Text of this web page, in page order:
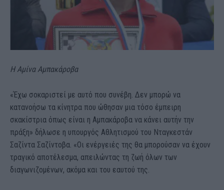
H Aμίνα Αμπακάροβα
«Έχω σοκαριστεί με αυτό που συνέβη. Δεν μπορώ να
κατανοήσω τα κίνητρα που ώθησαν μια τόσο έμπειρη
σκακίστρια όπως είναι η Αμπακάροβα να κάνει αυτήν την
πράξη» δήλωσε η υπουργός Αθλητισμού του Νταγκεστάν
Σαζίντα Σαζίντοβα. «Οι ενέργειές της θα μπορούσαν να έχουν
τραγικό αποτέλεσμα, απειλώντας τη ζωή όλων των
διαγωνιζομένων, ακόμα και του εαυτού της.